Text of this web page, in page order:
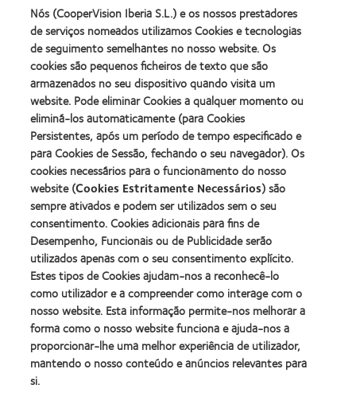
Nome e sobrenome
Email
Introduza o seu código postal, escolha a ótica do seu
interesse no mapa e marque uma consulta sem
compromisso.
Encontrar a ótica mais próxima
Nós (CooperVision Iberia S.L.) e os nossos prestadores
de serviços nomeados utilizamos Cookies e tecnologias
de seguimento semelhantes no nosso website. Os
cookies são pequenos ficheiros de texto que são
armazenados no seu dispositivo quando visita um
website. Pode eliminar Cookies a qualquer momento ou
eliminá-los automaticamente (para Cookies
Persistentes, após um período de tempo especificado e
para Cookies de Sessão, fechando o seu navegador). Os
cookies necessários para o funcionamento do nosso
website (Cookies Estritamente Necessários) são
sempre ativados e podem ser utilizados sem o seu
consentimento. Cookies adicionais para fins de
Desempenho, Funcionais ou de Publicidade serão
utilizados apenas com o seu consentimento explícito.
Estes tipos de Cookies ajudam-nos a reconhecê-lo
como utilizador e a compreender como interage com o
nosso website. Esta informação permite-nos melhorar a
forma como o nosso website funciona e ajuda-nos a
proporcionar-lhe uma melhor experiência de utilizador,
mantendo o nosso conteúdo e anúncios relevantes para
si.